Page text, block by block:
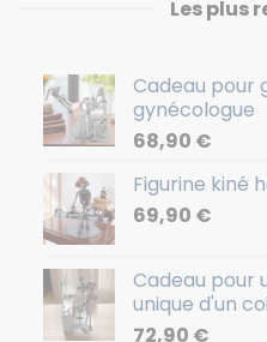
Les plus
Cadeau pour
gynécologue
68,90 €
Figurine kiné
69,90 €
Cadeau pour
unique d'un
72,90 €